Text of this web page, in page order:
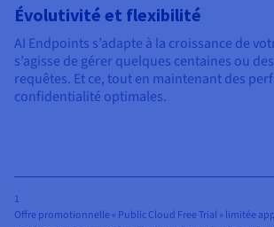
Évolutivité et flexibilité
AI Endpoints s’adapte à la croissance de
s’agisse de gérer quelques centaines ou
requêtes. Et ce, tout en maintenant des
confidentialité optimales.
1
Offre promotionnelle « Public Cloud Free Trial » limitée